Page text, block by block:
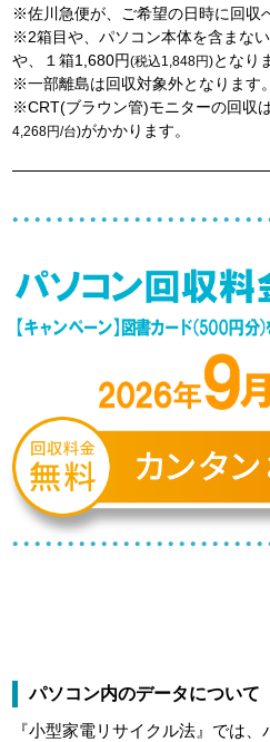
※佐川急便が、ご希望の日時に回収
※2箱目や、パソコン本体を含まな
や、１箱1,680円(税込1,848円)となり
※一部離島は回収対象外となります。
※CRT(ブラウン管)モニターの回収
4,268円/台)がかかります。
パソコン内のデータについて
『小型家電リサイクル法』では